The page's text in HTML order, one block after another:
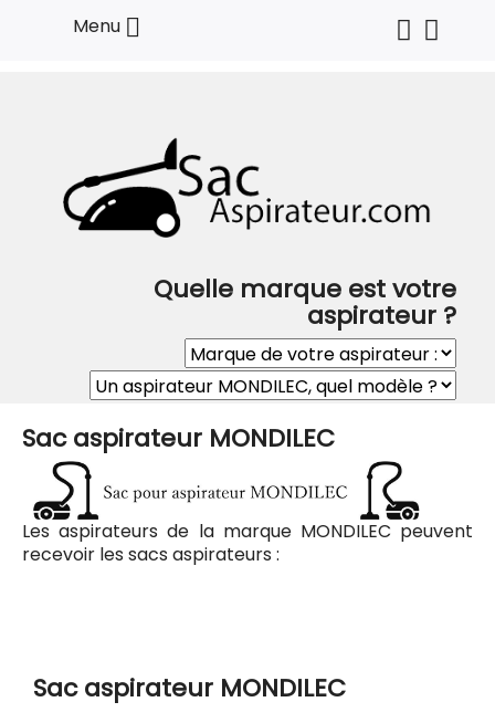
Menu 
Quelle marque est votre
aspirateur ?
Sac aspirateur MONDILEC
Les aspirateurs de la marque MONDILEC peuvent
recevoir les sacs aspirateurs :
Sac aspirateur MONDILEC